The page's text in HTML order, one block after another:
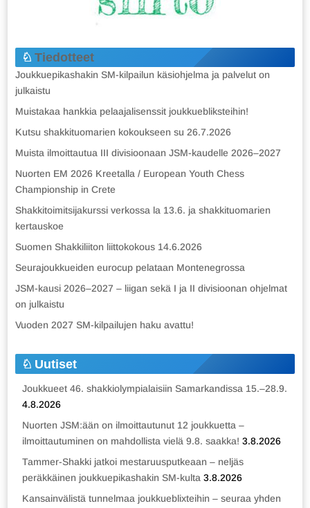
Tiedotteet
Joukkuepikashakin SM-kilpailun käsiohjelma ja palvelut on
julkaistu
Muistakaa hankkia pelaajalisenssit joukkuebliksteihin!
Kutsu shakkituomarien kokoukseen su 26.7.2026
Muista ilmoittautua III divisioonaan JSM-kaudelle 2026–2027
Nuorten EM 2026 Kreetalla / European Youth Chess
Championship in Crete
Shakkitoimitsijakurssi verkossa la 13.6. ja shakkituomarien
kertauskoe
Suomen Shakkiliiton liittokokous 14.6.2026
Seurajoukkueiden eurocup pelataan Montenegrossa
JSM-kausi 2026–2027 – liigan sekä I ja II divisioonan ohjelmat
on julkaistu
Vuoden 2027 SM-kilpailujen haku avattu!
Uutiset
Joukkueet 46. shakkiolympialaisiin Samarkandissa 15.–28.9.
4.8.2026
Nuorten JSM:ään on ilmoittautunut 12 joukkuetta –
ilmoittautuminen on mahdollista vielä 9.8. saakka! 3.8.2026
Tammer-Shakki jatkoi mestaruusputkeaan – neljäs
peräkkäinen joukkuepikashakin SM-kulta 3.8.2026
Kansainvälistä tunnelmaa joukkueblixteihin – seuraa yhden